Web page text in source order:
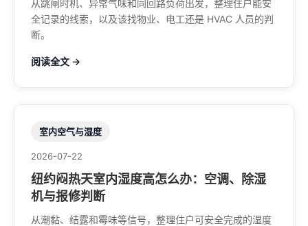
从跳闸时机、异常气味和同回路负荷出发，整理住户能安
全记录的线索，以及该找物业、电工还是 HVAC 人员的判
断。
阅读全文 →
室内空气与湿度
2026-07-22
纽约闷热天室内湿度高怎么办：空调、除湿
机与报修判断
从潮黏、结露和霉味等信号，整理住户可安全完成的湿度